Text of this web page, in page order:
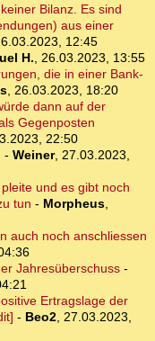
Bilanz. Es sind
aus einer
12:45
H., 26.03.2023, 13:55
die in einer Bank-
, 26.03.2023, 18:20
dann auf der
Gegenposten
22:50
- Weiner, 27.03.2023,
und es gibt noch
tun - Morpheus,
auch noch anschliessen
Jahresüberschuss-
Ertragslage der
- Beo2, 27.03.2023,